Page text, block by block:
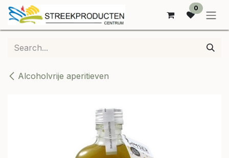
SKIP TO CONTENT
0
Alcoholvrije aperitieven